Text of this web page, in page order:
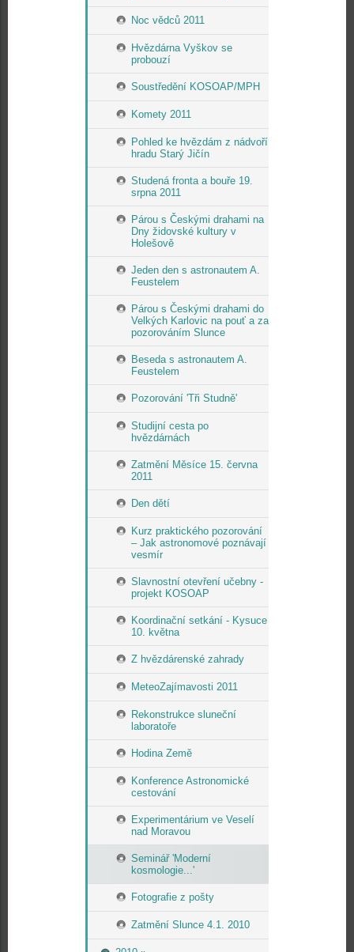
Noc vědců 2011
Hvězdárna Vyškov se
probouzí
Soustředění KOSOAP/MPH
Komety 2011
Pohled ke hvězdám z nádvoří
hradu Starý Jičín
Studená fronta a bouře 19.
srpna 2011
Párou s Českými drahami na
Dny židovské kultury v
Holešově
Jeden den s astronautem A.
Feustelem
Párou s Českými drahami do
Velkých Karlovic na pouť a za
pozorováním Slunce
Beseda s astronautem A.
Feustelem
Pozorování 'Tři Studně'
Studijní cesta po
hvězdárnách
Zatmění Měsíce 15. června
2011
Den dětí
Kurz praktického pozorování
– Jak astronomové poznávají
vesmír
Slavnostní otevření učebny -
projekt KOSOAP
Koordinační setkání - Kysuce
10. května
Z hvězdárenské zahrady
MeteoZajímavosti 2011
Rekonstrukce sluneční
laboratoře
Hodina Země
Konference Astronomické
cestování
Experimentárium ve Veselí
nad Moravou
Seminář 'Moderní
kosmologie...'
Fotografie z pošty
Zatmění Slunce 4.1. 2010